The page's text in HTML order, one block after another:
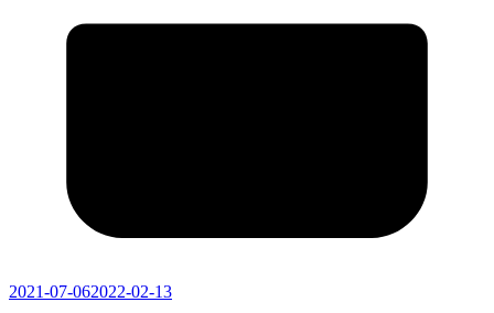
2021-07-062022-02-13